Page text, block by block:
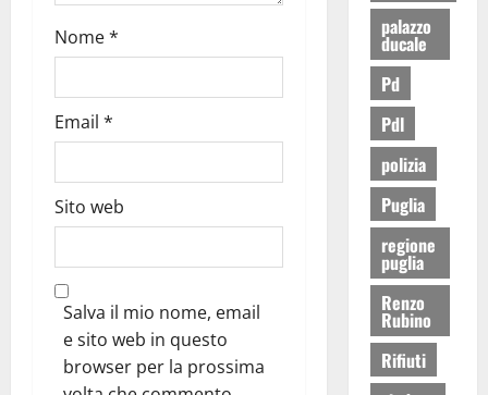
Nome*
Email *
Sito web
Salva il mio nome, email
e sito web in questo
browser per la prossima
palazzo
ducale
Pd
Pdl
polizia
Puglia
regione
puglia
Renzo
Rubino
Rifiuti